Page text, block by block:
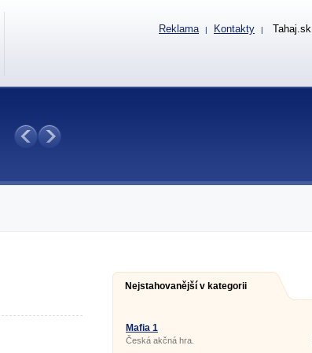
Nejstahovanější v kategorii
Mafia 1
Česká akčná hra.
Reklama | Kontakty |